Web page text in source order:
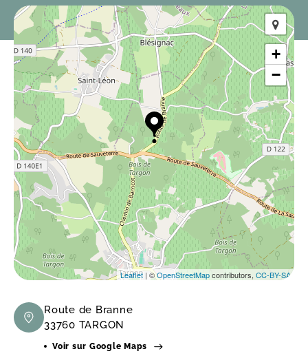
+
−
Leaflet | ©OpenStreetMapcontributors, CC-BY-SA
Route de Branne
33760 TARGON
Voir sur Google Maps